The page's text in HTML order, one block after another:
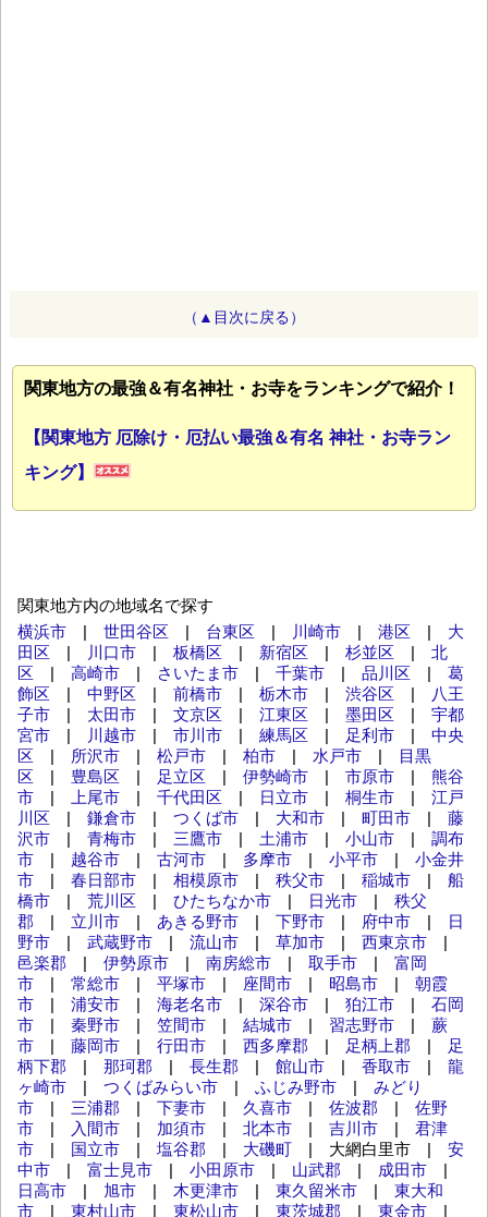
（▲目次に戻る）
関東地方の最強＆有名神社・お寺をランキングで紹介！
【関東地方 厄除け・厄払い最強＆有名 神社・お寺ラン
キング】
関東地方内の地域名で探す
横浜市 | 世田谷区 | 台東区 | 川崎市 | 港区 | 大
田区 | 川口市 | 板橋区 | 新宿区 | 杉並区 | 北
区 | 高崎市 | さいたま市 | 千葉市 | 品川区 | 葛
飾区 | 中野区 | 前橋市 | 栃木市 | 渋谷区 |
八王
子市 | 太田市 | 文京区 | 江東区 | 墨田区 | 宇都
宮市 | 川越市 | 市川市 | 練馬区 | 足利市 | 中央
区 | 所沢市 | 松戸市 | 柏市 | 水戸市 |
目黒
区 | 豊島区 | 足立区 | 伊勢崎市 | 市原市 | 熊谷
市 | 上尾市 | 千代田区 | 日立市 | 桐生市 | 江戸
川区 | 鎌倉市 | つくば市 | 大和市 | 町田市 | 藤
沢市 | 青梅市 | 三鷹市 | 土浦市 | 小山市 | 調布
市 | 越谷市 | 古河市 | 多摩市 | 小平市 | 小金井
市 | 春日部市 | 相模原市 | 秩父市 | 稲城市 | 船
橋市 | 荒川区 | ひたちなか市 | 日光市 | 秩父
郡 | 立川市 | あきる野市 | 下野市 | 府中市 |
日
野市 | 武蔵野市 | 流山市 | 草加市 | 西東京市 |
邑楽郡 | 伊勢原市 | 南房総市 | 取手市 | 富岡
市 | 常総市 | 平塚市 | 座間市 | 昭島市 | 朝霞
市 | 浦安市 | 海老名市 | 深谷市 | 狛江市 | 石岡
市 | 秦野市 | 笠間市 | 結城市 | 習志野市 | 蕨
市 | 藤岡市 | 行田市 | 西多摩郡 | 足柄上郡 |
足
柄下郡 | 那珂郡 | 長生郡 | 館山市 | 香取市 | 龍
ヶ崎市 | つくばみらい市 | ふじみ野市 | みどり
市 | 三浦郡 | 下妻市 | 久喜市 | 佐波郡 | 佐野
市 | 入間市 | 加須市 | 北本市 | 吉川市 | 君津
市 | 国立市 | 塩谷郡 | 大磯町 | 大網白里市 | 安
中市 | 富士見市 | 小田原市 | 山武郡 | 成田市 |
日高市 | 旭市 | 木更津市 | 東久留米市 | 東大和
市 | 東村山市 | 東松山市 | 東茨城郡 | 東金市 |